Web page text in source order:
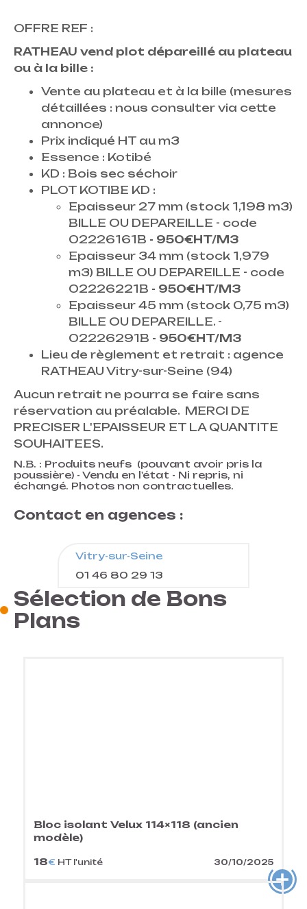
Contact en agences :
Vitry-sur-Seine
01 46 80 29 13
OFFRE REF :
RATHEAU vend plot dépareillé au plateau
ou à la bille :
Vente au plateau et à la bille (mesures
détaillées : nous consulter via cette
annonce)
Prix indiqué HT au m3
Essence : Kotibé
KD : Bois sec séchoir
PLOT KOTIBE KD :
Epaisseur 27 mm (stock 1,198 m3)
BILLE OU DEPAREILLE - code
02226161B - 950€HT/M3
Epaisseur 34 mm (stock 1,979
m3) BILLE OU DEPAREILLE - code
02226221B - 950€HT/M3
Epaisseur 45 mm (stock 0,75 m3)
BILLE OU DEPAREILLE. -
02226291B - 950€HT/M3
Lieu de règlement et retrait : agence
RATHEAU Vitry-sur-Seine (94)
Aucun retrait ne pourra se faire sans
réservation au préalable. MERCI DE
PRECISER L'EPAISSEUR ET LA QUANTITE
SOUHAITEES.
N.B. : Produits neufs (pouvant avoir pris la
poussière) - Vendu en l'état - Ni repris, ni
échangé. Photos non contractuelles.
Sélection de Bons
Plans
Bloc isolant Velux 114×118 (ancien
modèle)
18€ HT l'unité 30/10/2025